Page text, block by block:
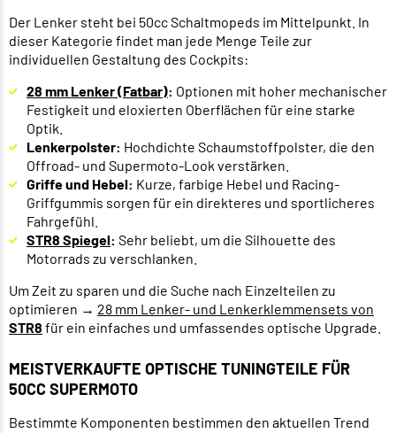
Der Lenker steht bei 50cc Schaltmopeds im Mittelpunkt. In
dieser Kategorie findet man jede Menge Teile zur
individuellen Gestaltung des Cockpits:
28 mm Lenker (Fatbar): Optionen mit hoher mechanischer
Festigkeit und eloxierten Oberflächen für eine starke
Optik.
Lenkerpolster: Hochdichte Schaumstoffpolster, die den
Offroad- und Supermoto-Look verstärken.
Griffe und Hebel: Kurze, farbige Hebel und Racing-
Griffgummis sorgen für ein direkteres und sportlicheres
Fahrgefühl.
STR8 Spiegel: Sehr beliebt, um die Silhouette des
Motorrads zu verschlanken.
Um Zeit zu sparen und die Suche nach Einzelteilen zu
optimieren → 28 mm Lenker- und Lenkerklemmensets von
STR8 für ein einfaches und umfassendes optische Upgrade.
MEISTVERKAUFTE OPTISCHE TUNINGTEILE FÜR
50CC SUPERMOTO
Bestimmte Komponenten bestimmen den aktuellen Trend